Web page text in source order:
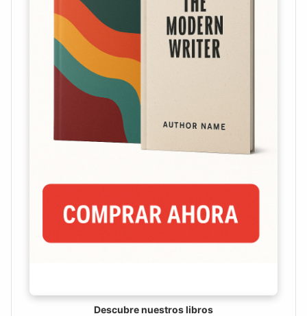
Descubre nuestros libros